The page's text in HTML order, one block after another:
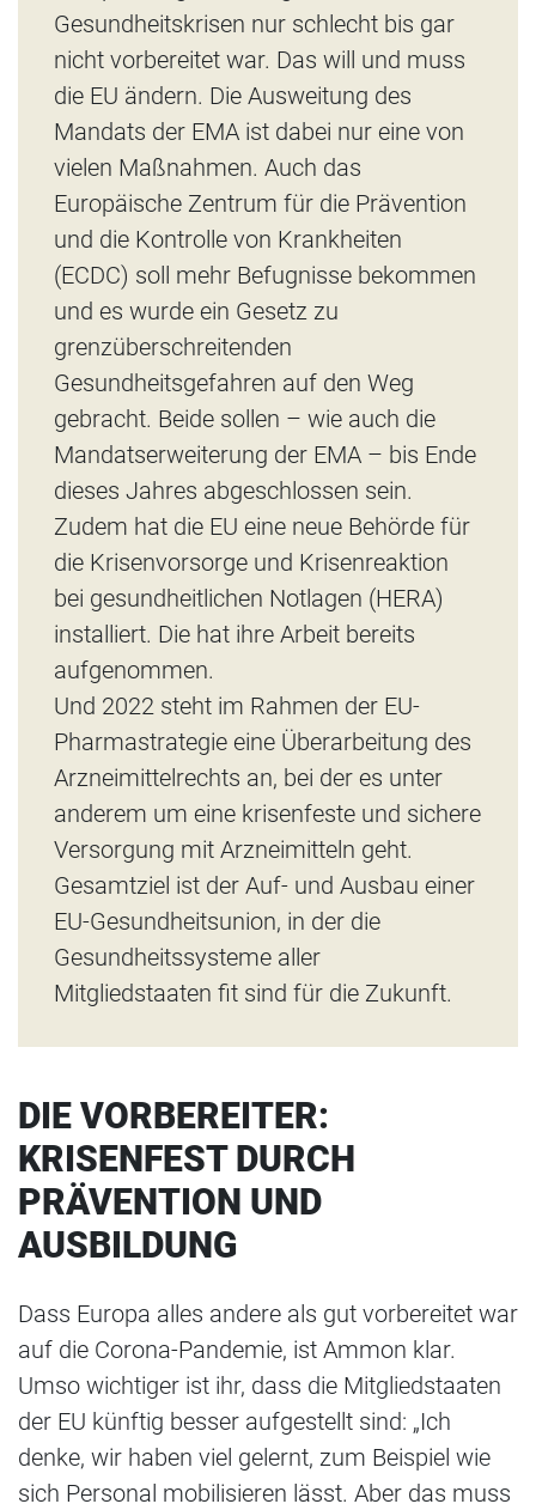
Gesundheitskrisen nur schlecht bis gar
nicht vorbereitet war. Das will und muss
die EU ändern. Die Ausweitung des
Mandats der EMA ist dabei nur eine von
vielen Maßnahmen. Auch das
Europäische Zentrum für die Prävention
und die Kontrolle von Krankheiten
(ECDC) soll mehr Befugnisse bekommen
und es wurde ein Gesetz zu
grenzüberschreitenden
Gesundheitsgefahren auf den Weg
gebracht. Beide sollen – wie auch die
Mandatserweiterung der EMA – bis Ende
dieses Jahres abgeschlossen sein.
Zudem hat die EU eine neue Behörde für
die Krisenvorsorge und Krisenreaktion
bei gesundheitlichen Notlagen (HERA)
installiert. Die hat ihre Arbeit bereits
aufgenommen.
Und 2022 steht im Rahmen der EU-
Pharmastrategie eine Überarbeitung des
Arzneimittelrechts an, bei der es unter
anderem um eine krisenfeste und sichere
Versorgung mit Arzneimitteln geht.
Gesamtziel ist der Auf- und Ausbau einer
EU-Gesundheitsunion, in der die
Gesundheitssysteme aller
Mitgliedstaaten fit sind für die Zukunft.
DIE VORBEREITER:
KRISENFEST DURCH
PRÄVENTION UND
AUSBILDUNG
Dass Europa alles andere als gut vorbereitet war
auf die Corona-Pandemie, ist Ammon klar.
Umso wichtiger ist ihr, dass die Mitgliedstaaten
der EU künftig besser aufgestellt sind: „Ich
denke, wir haben viel gelernt, zum Beispiel wie
sich Personal mobilisieren lässt. Aber das muss